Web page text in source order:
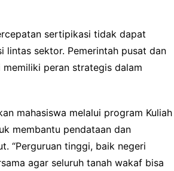
sertipikasi tidak dapat
lintas sektor. Pemerintah pusat dan
peran strategis dalam
mahasiswa melalui program Kuliah
membantu pendataan dan
“Perguruan tinggi, baik negeri
agar seluruh tanah wakaf bisa